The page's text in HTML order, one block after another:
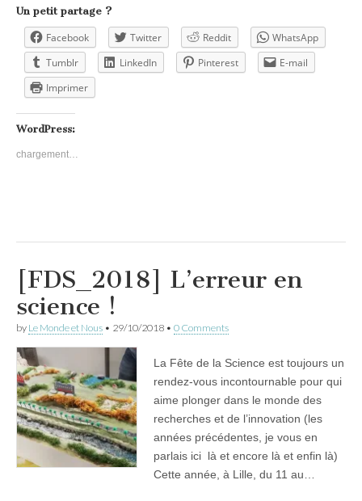
Un petit partage ?
Facebook Twitter Reddit
WhatsApp
Tumblr
LinkedIn Pinterest
E-mail
Imprimer
WordPress:
chargement…
[FDS_2018] L’erreur en
science !
by Le Monde et Nous • 29/10/2018 • 0 Comments
La Fête de la Science est toujours un
rendez-vous incontournable pour qui
aime plonger dans le monde des
recherches et de l’innovation (les
années précédentes, je vous en
parlais ici là et encore là et enfin là)
Cette année, à Lille, du 11 au…